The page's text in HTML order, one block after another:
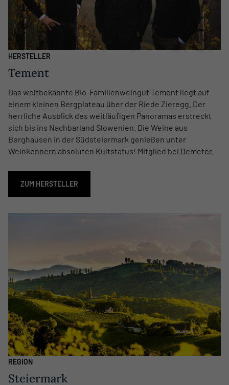
HERSTELLER
Tement
Das weltbekannte Bio-Familienweingut Tement liegt auf
einem kleinen Bergplateau über der Riede Zieregg. Der
herrliche Ausblick des weitläufigen Panoramas erstreckt
sich bis ins Nachbarland Slowenien. Die Weine aus
Berghausen in der Südsteiermark genießen unter
Weinkennern absoluten Kultstatus! Mitglied bei Demeter.
ZUM HERSTELLER
REGION
Steiermark